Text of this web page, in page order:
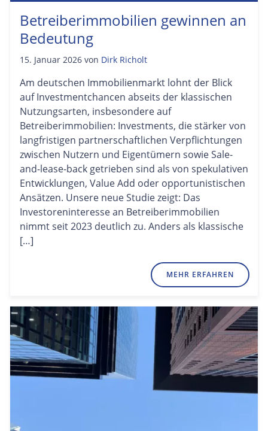
Betreiberimmobilien gewinnen an
Bedeutung
15. Januar 2026 von Dirk Richolt
Am deutschen Immobilienmarkt lohnt der Blick
auf Investmentchancen abseits der klassischen
Nutzungsarten, insbesondere auf
Betreiberimmobilien: Investments, die stärker von
langfristigen partnerschaftlichen Verpflichtungen
zwischen Nutzern und Eigentümern sowie Sale-
and-lease-back getrieben sind als von spekulativen
Entwicklungen, Value Add oder opportunistischen
Ansätzen. Unsere neue Studie zeigt: Das
Investoreninteresse an Betreiberimmobilien
nimmt seit 2023 deutlich zu. Anders als klassische
[…]
MEHR ERFAHREN